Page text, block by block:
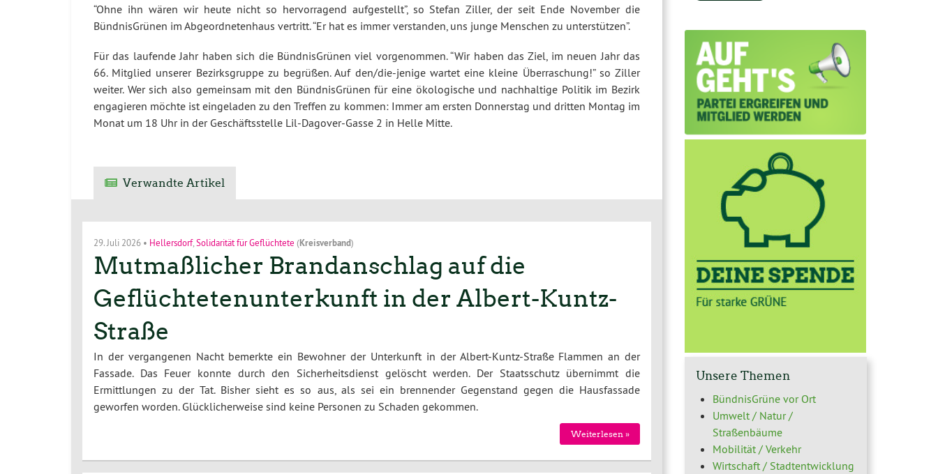
“Ohne ihn wären wir heute nicht so hervorragend aufgestellt”, so Stefan Ziller, der seit Ende November die
BündnisGrünen im Abgeordnetenhaus vertritt. “Er hat es immer verstanden, uns junge Menschen zu unterstützen”.
Für das laufende Jahr haben sich die BündnisGrünen viel vorgenommen. “Wir haben das Ziel, im neuen Jahr das
66. Mitglied unserer Bezirksgruppe zu begrüßen. Auf den/die-jenige wartet eine kleine Überraschung!” so Ziller
weiter. Wer sich also gemeinsam mit den BündnisGrünen für eine ökologische und nachhaltige Politik im Bezirk
engagieren möchte ist eingeladen zu den Treffen zu kommen: Immer am ersten Donnerstag und dritten Montag im
Monat um 18 Uhr in der Geschäftsstelle Lil-Dagover-Gasse 2 in Helle Mitte.
Verwandte Artikel
29. Juli 2026 • Hellersdorf, Solidarität für Geflüchtete (Kreisverband)
Mutmaßlicher Brandanschlag auf die
Geflüchtetenunterkunft in der Albert-Kuntz-
Straße
In der vergangenen Nacht bemerkte ein Bewohner der Unterkunft in der Albert-Kuntz-Straße Flammen an der
Fassade. Das Feuer konnte durch den Sicherheitsdienst gelöscht werden. Der Staatsschutz übernimmt die
Ermittlungen zu der Tat. Bisher sieht es so aus, als sei ein brennender Gegenstand gegen die Hausfassade
geworfen worden. Glücklicherweise sind keine Personen zu Schaden gekommen.
Weiterlesen »
Unsere Themen
BündnisGrüne vor Ort
Umwelt / Natur /
Straßenbäume
Mobilität / Verkehr
Wirtschaft / Stadtentwicklung